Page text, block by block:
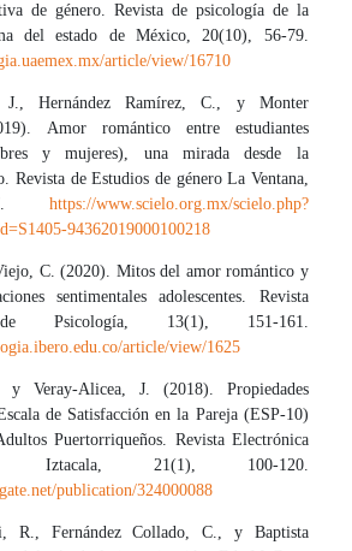
de género. Revista de psicología de la
del estado de México, 20(10), 56-79.
article/view/16710
J., Hernández Ramírez, C., y Monter
Amor romántico entre estudiantes
y mujeres), una mirada desde la
Revista de Estudios de género La Ventana,
https://www.scielo.org.mx/scielo.php?
94362019000100218
C. (2020). Mitos del amor romántico y
sentimentales adolescentes. Revista
de Psicología, 13(1), 151-161.
article/view/1625
y Veray-Alicea, J. (2018). Propiedades
de Satisfacción en la Pareja (ESP-10)
Puertorriqueños. Revista Electrónica
Iztacala, 21(1), 100-120.
publication/324000088
R., Fernández Collado, C., y Baptista